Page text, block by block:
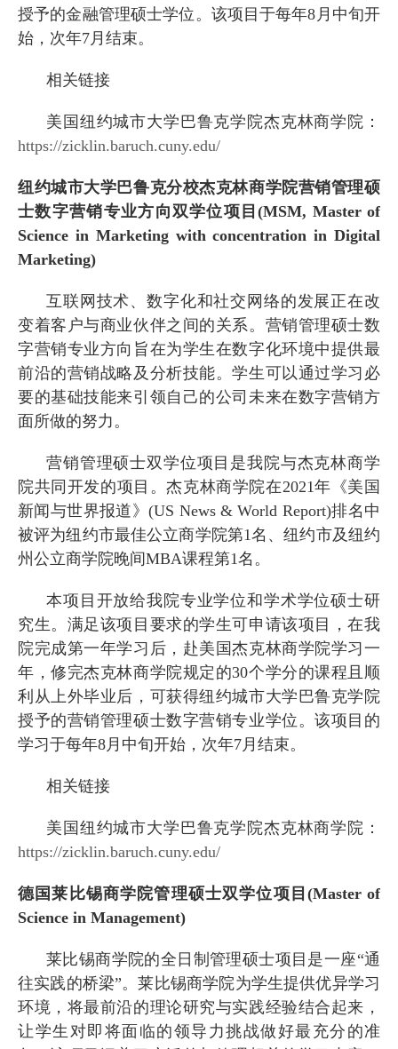
授予的金融管理硕士学位。该项目于每年8 月中旬开
始，次年7 月结束。
相关链接
美国纽约城市大学巴鲁克学院杰克林商学院：
https://zicklin.baruch.cuny.edu/
纽约城市大学巴鲁克分校杰克林商学院营销管理硕
士数字营销专业方向双学位项目(MSM, Master of
Science in Marketing with concentration in Digital
Marketing)
互联网技术、数字化和社交网络的发展正在改
变着客户与商业伙伴之间的关系。营销管理硕士数
字营销专业方向旨在为学生在数字化环境中提供最
前沿的营销战略及分析技能。学生可以通过学习必
要的基础技能来引领自己的公司未来在数字营销方
面所做的努力。
营销管理硕士双学位项目是我院与杰克林商学
院共同开发的项目。杰克林商学院在2021年《美国
新闻与世界报道》(US News & World Report)排名中
被评为纽约市最佳公立商学院第1名、纽约市及纽约
州公立商学院晚间MBA课程第1名。
本项目开放给我院专业学位和学术学位硕士研
究生。满足该项目要求的学生可申请该项目，在我
院完成第一年学习后，赴美国杰克林商学院学习一
年，修完杰克林商学院规定的30个学分的课程且顺
利从上外毕业后，可获得纽约城市大学巴鲁克学院
授予的营销管理硕士数字营销专业学位。该项目的
学习于每年8 月中旬开始，次年7 月结束。
相关链接
美国纽约城市大学巴鲁克学院杰克林商学院：
https://zicklin.baruch.cuny.edu/
德国莱比锡商学院管理硕士双学位项目 (Master of
Science in Management)
莱比锡商学院的全日制管理硕士项目是一座“通
往实践的桥梁”。莱比锡商学院为学生提供优异学习
环境，将最前沿的理论研究与实践经验结合起来，
让学生对即将面临的领导力挑战做好最充分的准